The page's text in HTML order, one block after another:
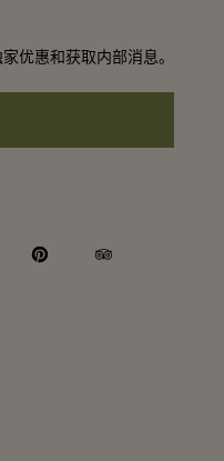
优惠和获取内部消息。
pinterest tripadvisor